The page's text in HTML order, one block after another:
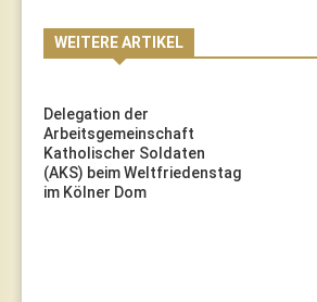
WEITERE ARTIKEL
Delegation der
Arbeitsgemeinschaft
Katholischer Soldaten
(AKS) beim Weltfriedenstag
im Kölner Dom